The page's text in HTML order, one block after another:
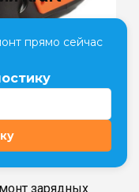
прямо сейчас
зарядных